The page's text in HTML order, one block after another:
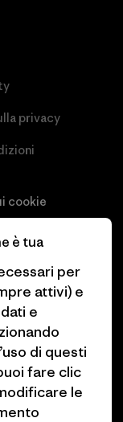
privacy
cookie
Mappa del sito
è tua
per
attivi) e
e
di questi
fare clic
le